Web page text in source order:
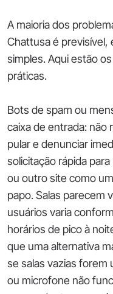
A maioria dos
Chattusa é previsível,
simples. Aqui estão
práticas.
Bots de spam ou
caixa de entrada: não
pular e denunciar
solicitação rápida
ou outro site como
papo. Salas parecem
usuários varia
horários de pico à
que uma alternativa
se salas vazias forem
ou microfone não